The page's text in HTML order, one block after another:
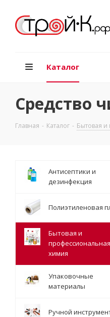
Каталог
Средство
Главная - Каталог - Бытовая
Антисептики и
дезинфекция
Полиэтиленовая
Бытовая и
профессиональная
химия
Упаковочные
материалы
Ручной